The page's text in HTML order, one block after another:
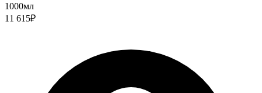
1000мл
11 615₽